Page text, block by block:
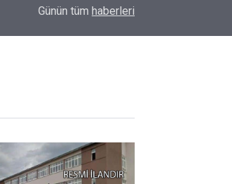
Günün tüm haberleri